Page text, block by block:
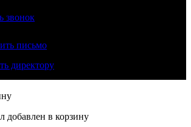
звонок
письмо
директору
добавлен в корзину